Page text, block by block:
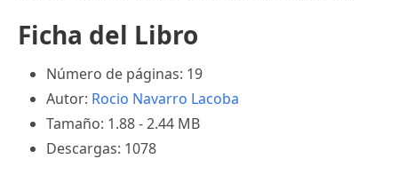
Ficha del Libro
Número de páginas: 19
Autor: Rocio Navarro Lacoba
Tamaño: 1.88 - 2.44 MB
Descargas: 1078